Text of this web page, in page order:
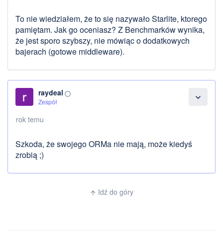
To nie wiedziałem, że to się nazywało Starlite, ktorego
pamiętam. Jak go oceniasz? Z Benchmarków wynika,
że jest sporo szybszy, nie mówiąc o dodatkowych
bajerach (gotowe middleware).
expand_more
raydeal panorama_fish_eye
Zespół
rok temu
Szkoda, że swojego ORMa nie mają, może kiedyś
zrobią ;)
arrow_upward Idź do góry